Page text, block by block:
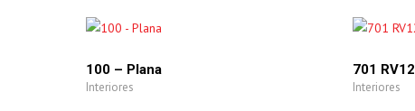
100 – Plana
Interiores
701 RV12
Interiores